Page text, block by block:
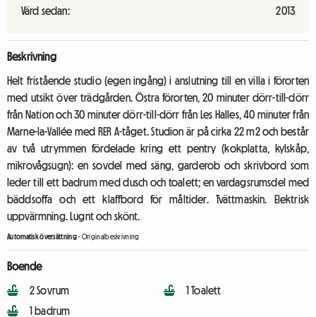
Värd sedan:
2013
Beskrivning
Helt fristående studio (egen ingång) i anslutning till en villa i förorten
med utsikt över trädgården. Östra förorten, 20 minuter dörr-till-dörr
från Nation och 30 minuter dörr-till-dörr från Les Halles, 40 minuter från
Marne-la-Vallée med RER A-tåget. Studion är på cirka 22 m2 och består
av två utrymmen fördelade kring ett pentry (kokplatta, kylskåp,
mikrovågsugn): en sovdel med säng, garderob och skrivbord som
leder till ett badrum med dusch och toalett; en vardagsrumsdel med
bäddsoffa och ett klaffbord för måltider. Tvättmaskin. Elektrisk
uppvärmning. Lugnt och skönt.
Automatisk översättning-Originalbeskrivning
Boende
2 Sovrum
1 badrum
1 Toalett